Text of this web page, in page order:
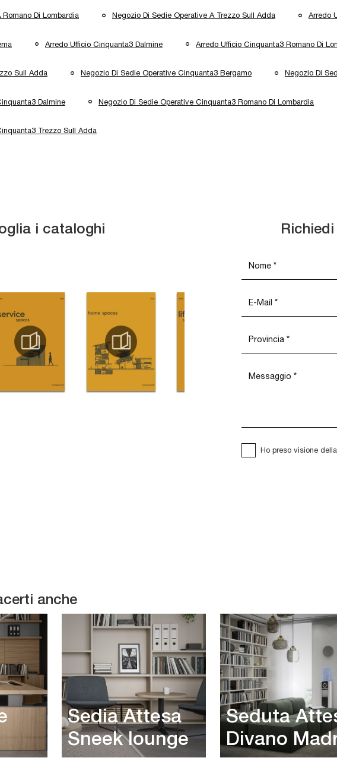
Di Lombardia Negozio Di Sedie Operative A Trezzo Sull Adda Arredo
Arredo Ufficio Cinquanta3 Dalmine Arredo Ufficio Cinquanta3 Romano Di
Sull Adda Negozio Di Sedie Operative Cinquanta3 Bergamo Negozio Di
Dalmine Negozio Di Sedie Operative Cinquanta3 Romano Di Lombardia
Trezzo Sull Adda
i cataloghi
Ho preso visione della
anche
Sedia Attesa
Sneek lounge
Seduta
Divano